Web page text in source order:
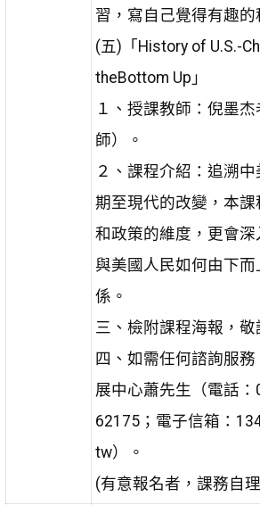
習，寫自己覺得有趣的
(五)「History of U.S.-
theBottom Up」
１、授課教師：倪墨
師）。
２、課程介紹：追溯
期至現代的改變，本
和政策的維度，更會深
與美國人民如何由下而
係。
三、檢附課程海報，敬
四、如需任何諮詢服
展中心蕭先生（電話
62175；電子信箱：
tw）。
(有意報名者，課務自